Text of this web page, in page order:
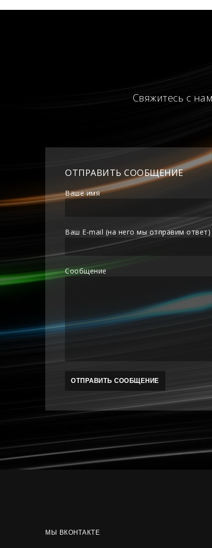
Свяжитесь с
ОТПРАВИТЬ СООБЩЕНИЕ
Ваше имя
Ваш E-mail (на него мы отправим ответ)
Сообщение
МЫ ВКОНТАКТЕ